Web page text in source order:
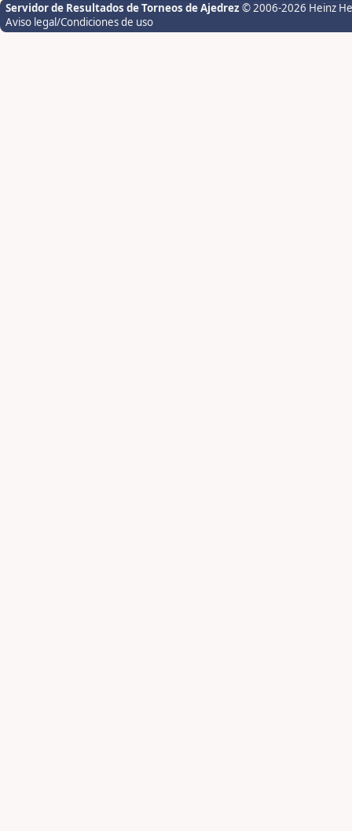
Servidor de Resultados de Torneos de Ajedrez © 2006-2026 Heinz
Aviso legal/Condiciones de uso